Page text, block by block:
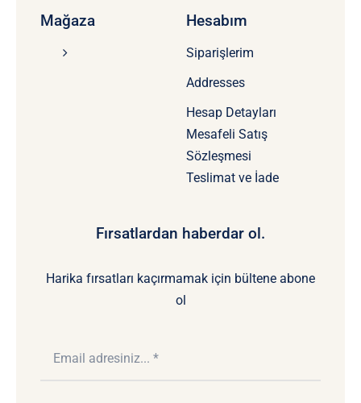
Mağaza Hesabım
Siparişlerim
Addresses
Hesap Detayları
Mesafeli Satış
Sözleşmesi
Teslimat ve İade
Fırsatlardan haberdar ol.
Harika fırsatları kaçırmamak için bültene abone
ol